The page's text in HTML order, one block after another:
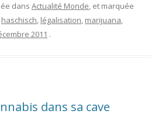
dans Actualité Monde, et marquée
haschisch, légalisation, marijuana,
2011 .
dans sa cave